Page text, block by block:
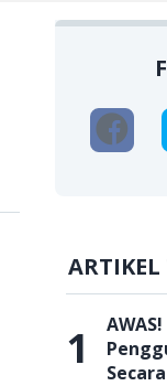
ARTIKEL
1